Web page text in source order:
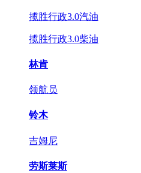
揽胜行政3.0汽油
揽胜行政3.0柴油
林肯
领航员
铃木
吉姆尼
劳斯莱斯